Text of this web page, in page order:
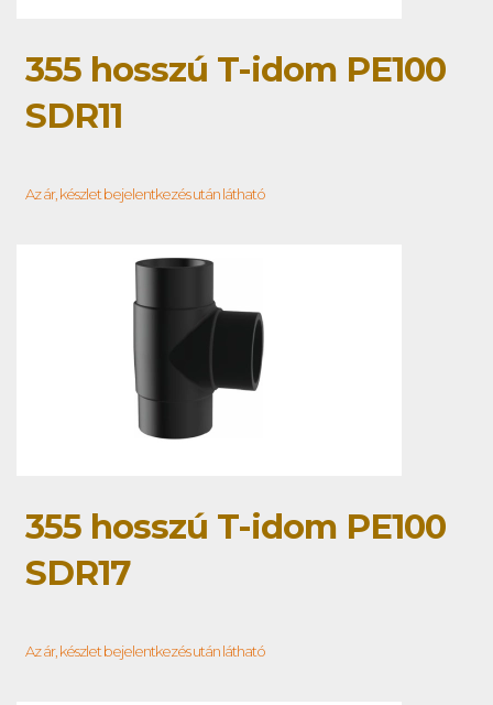
355 hosszú T-idom PE100
SDR11
Az ár, készlet bejelentkezés után látható
355 hosszú T-idom PE100
SDR17
Az ár, készlet bejelentkezés után látható